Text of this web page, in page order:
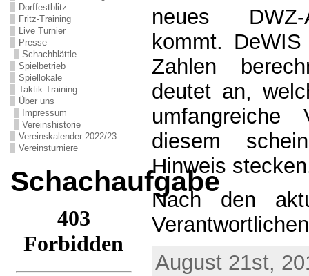
Dorffestblitz
Fritz-Training
Live Turnier
Presse
Schachblättle
Spielbetrieb
Spiellokale
Taktik-Training
Über uns
Impressum
Vereinshistorie
Vereinskalender 2022/23
Vereinsturniere
Schachaufgabe
neues DWZ-
kommt.
Zahlen
deutet an,
umfangreiche
diesem
Hinweis
Nach den
August 21st,